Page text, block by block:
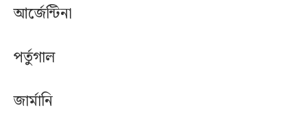
আর্জেন্টিনা
পর্তুগাল
জার্মানি